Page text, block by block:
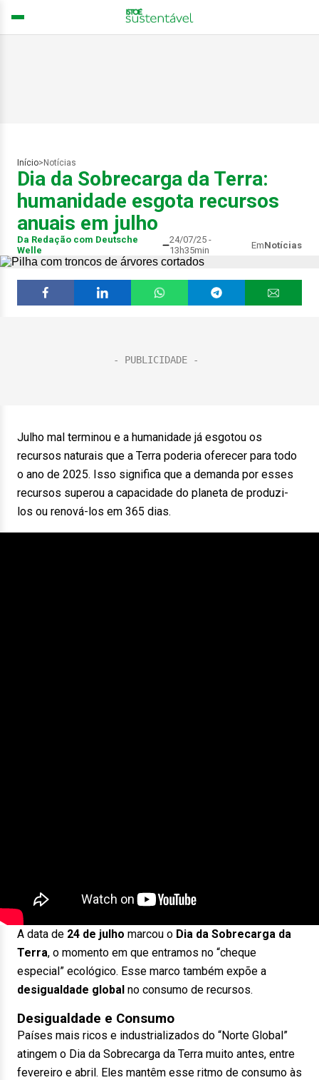
Início> Notícias
Dia da Sobrecarga da Terra:
humanidade esgota recursos
anuais em julho
Da Redação com Deutsche
Welle
24/07/25 -
13h35min
EmNotícias
Julho mal terminou e a humanidade já esgotou os
recursos naturais que a Terra poderia oferecer para todo
o ano de 2025. Isso significa que a demanda por esses
recursos superou a capacidade do planeta de produzi-
los ou renová-los em 365 dias.
A data de 24 de julho marcou o Dia da Sobrecarga da
Terra, o momento em que entramos no “cheque
especial” ecológico. Esse marco também expõe a
desigualdade global no consumo de recursos.
Desigualdade e Consumo
Países mais ricos e industrializados do “Norte Global”
atingem o Dia da Sobrecarga da Terra muito antes, entre
fevereiro e abril. Eles mantêm esse ritmo de consumo às